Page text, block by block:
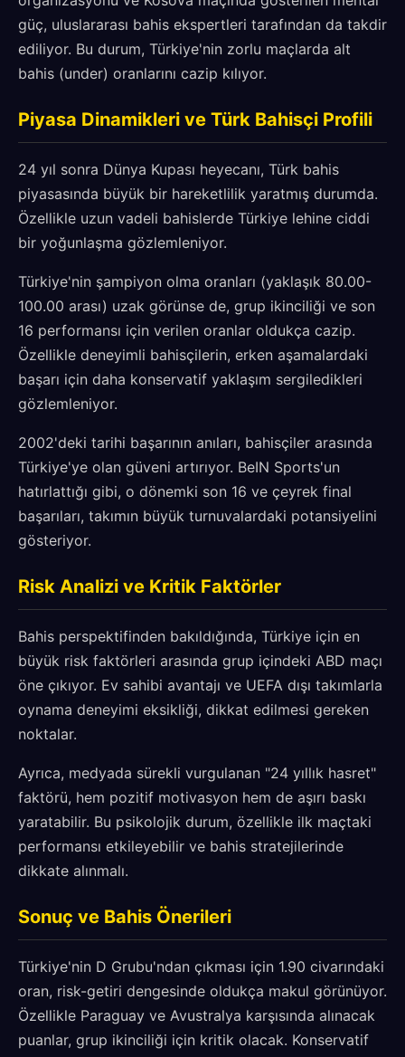
güç, uluslararası bahis ekspertleri tarafından da takdir
ediliyor. Bu durum, Türkiye'nin zorlu maçlarda alt
bahis (under) oranlarını cazip kılıyor.
Piyasa Dinamikleri ve Türk Bahisçi Profili
24 yıl sonra Dünya Kupası heyecanı, Türk bahis
piyasasında büyük bir hareketlilik yaratmış durumda.
Özellikle uzun vadeli bahislerde Türkiye lehine ciddi
bir yoğunlaşma gözlemleniyor.
Türkiye'nin şampiyon olma oranları (yaklaşık 80.00-
100.00 arası) uzak görünse de, grup ikinciliği ve son
16 performansı için verilen oranlar oldukça cazip.
Özellikle deneyimli bahisçilerin, erken aşamalardaki
başarı için daha konservatif yaklaşım sergiledikleri
gözlemleniyor.
2002'deki tarihi başarının anıları, bahisçiler arasında
Türkiye'ye olan güveni artırıyor. BeIN Sports'un
hatırlattığı gibi, o dönemki son 16 ve çeyrek final
başarıları, takımın büyük turnuvalardaki potansiyelini
gösteriyor.
Risk Analizi ve Kritik Faktörler
Bahis perspektifinden bakıldığında, Türkiye için en
büyük risk faktörleri arasında grup içindeki ABD maçı
öne çıkıyor. Ev sahibi avantajı ve UEFA dışı takımlarla
oynama deneyimi eksikliği, dikkat edilmesi gereken
noktalar.
Ayrıca, medyada sürekli vurgulanan "24 yıllık hasret"
faktörü, hem pozitif motivasyon hem de aşırı baskı
yaratabilir. Bu psikolojik durum, özellikle ilk maçtaki
performansı etkileyebilir ve bahis stratejilerinde
dikkate alınmalı.
Sonuç ve Bahis Önerileri
Türkiye'nin D Grubu'ndan çıkması için 1.90 civarındaki
oran, risk-getiri dengesinde oldukça makul görünüyor.
Özellikle Paraguay ve Avustralya karşısında alınacak
puanlar, grup ikinciliği için kritik olacak. Konservatif